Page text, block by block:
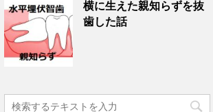
横に生えた親知らずを抜
歯した話